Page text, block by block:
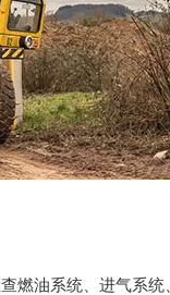
油系统、进气系